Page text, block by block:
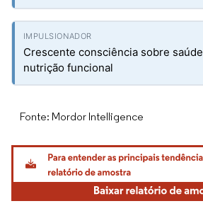
Crescente consciência sobre
nutrição funcional
Fonte: Mordor Intelligence